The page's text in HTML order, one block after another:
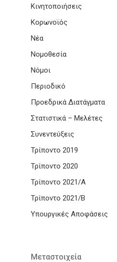
Κινητοποιήσεις
Κορωνοϊός
Νέα
Νομοθεσία
Νόμοι
Περιοδικό
Προεδρικά Διατάγματα
Στατιστικά – Μελέτες
Συνεντεύξεις
Τρίποντο 2019
Τρίποντο 2020
Τρίποντο 2021/Α
Τρίποντο 2021/Β
Υπουργικές Αποφάσεις
Μεταστοιχεία